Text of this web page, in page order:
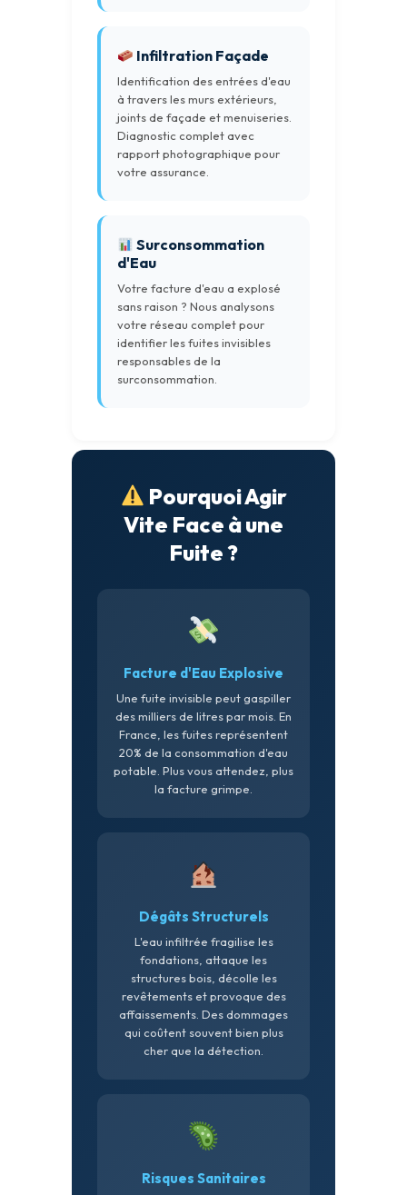
Infiltration Façade
Identification des entrées d'eau
à travers les murs extérieurs,
joints de façade et menuiseries.
Diagnostic complet avec
rapport photographique pour
votre assurance.
Surconsommation
d'Eau
Votre facture d'eau a explosé
sans raison ? Nous analysons
votre réseau complet pour
identifier les fuites invisibles
responsables de la
surconsommation.
Pourquoi Agir
Vite Face à une
Fuite ?
Facture d'Eau Explosive
Une fuite invisible peut gaspiller
des milliers de litres par mois. En
France, les fuites représentent
20% de la consommation d'eau
potable. Plus vous attendez, plus
la facture grimpe.
Dégâts Structurels
L'eau infiltrée fragilise les
fondations, attaque les
structures bois, décolle les
revêtements et provoque des
affaissements. Des dommages
qui coûtent souvent bien plus
cher que la détection.
Risques Sanitaires